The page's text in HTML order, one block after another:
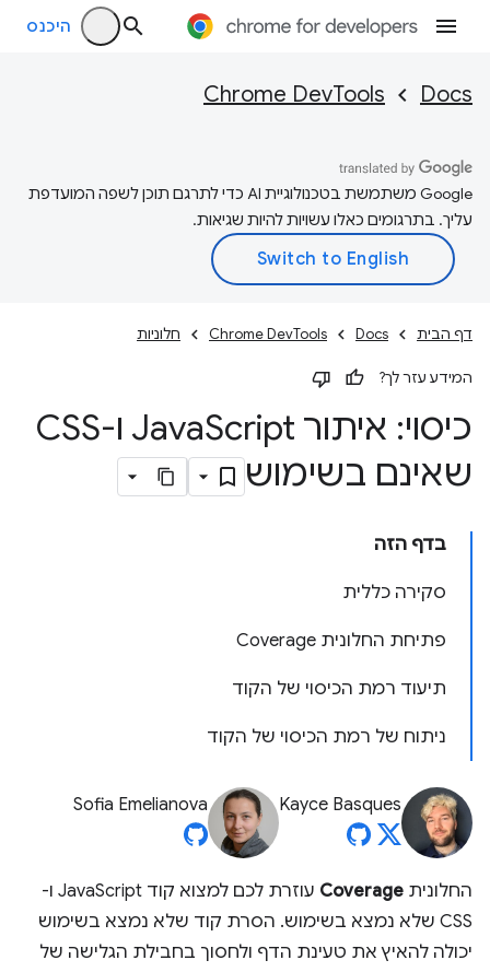
היכנס
Docs
Chrome DevTools
‫Google משתמשת בטכנולוגיית AI כדי לתרגם תוכן לשפה המועדפת
עליך. בתרגומים כאלו עשויות להיות שגיאות.
דף הבית Docs
Chrome DevTools חלוניות
המידע עזר לך?
כיסוי: איתור Java
Script ו-CSS
שאינם בשימוש
בדף הזה
סקירה כללית
פתיחת החלונית Coverage
תיעוד רמת הכיסוי של הקוד
ניתוח של רמת הכיסוי של הקוד
Kayce Basques
Sofia Emelianova
החלונית Coverage
עוזרת לכם למצוא קוד JavaScript ו-
CSS שלא נמצא בשימוש. הסרת קוד שלא נמצא בשימוש
יכולה להאיץ את טעינת הדף ולחסוך בחבילת הגלישה של